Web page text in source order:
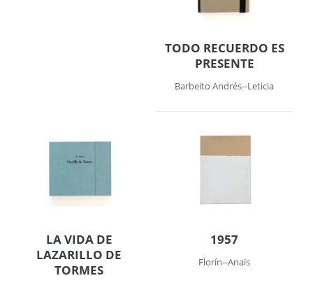
TODO RECUERDO ES
PRESENTE
Barbeito Andrés--Leticia
LA VIDA DE
LAZARILLO DE
TORMES
1957
Florín--Anaïs